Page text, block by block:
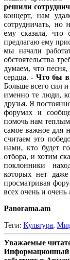
решили
концерт, нам
сотрудничать, но
ему сказала, что
предлагаю ему
мы начали
обстоятельства
думаем, что
сердца.- Что бы
Больше всего сил
именно те люди,
друзья. Я
форумах и
помочь нам
самое важное для
считаем это
нами, кто будет
отбора, и хотим
поклонники
которых нет
просматривая
всех очень и
Panorama.am
Теги: Культура,
Уважаемые
Информационный